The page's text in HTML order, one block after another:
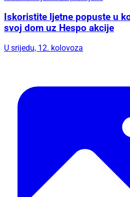
Iskoristite ljetne popuste u
svoj dom uz Hespo akcije
U srijedu, 12. kolovoza